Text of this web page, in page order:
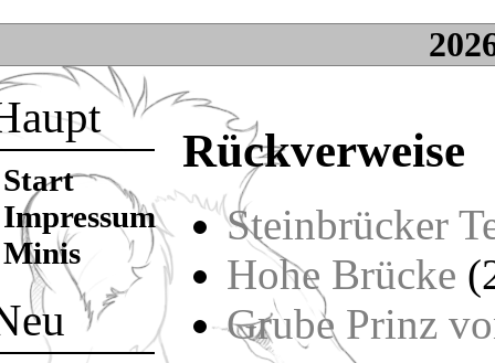
Start
Impressum
Minis
Rückverweise
Steinbrücker
Hohe Brücke (
Grube Prinz